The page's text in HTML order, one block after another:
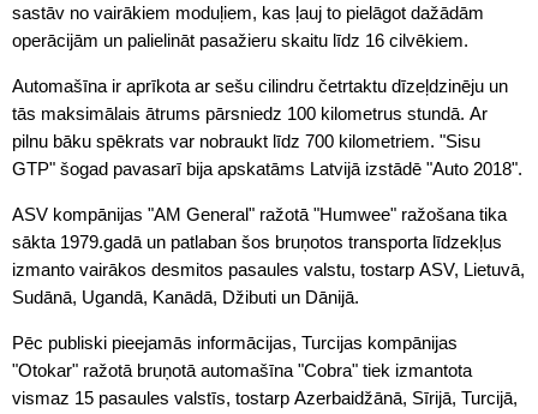
sastāv no vairākiem moduļiem, kas ļauj to pielāgot dažādām
operācijām un palielināt pasažieru skaitu līdz 16 cilvēkiem.
Automašīna ir aprīkota ar sešu cilindru četrtaktu dīzeļdzinēju un
tās maksimālais ātrums pārsniedz 100 kilometrus stundā. Ar
pilnu bāku spēkrats var nobraukt līdz 700 kilometriem. "Sisu
GTP" šogad pavasarī bija apskatāms Latvijā izstādē "Auto 2018".
ASV kompānijas "AM General" ražotā "Humwee" ražošana tika
sākta 1979.gadā un patlaban šos bruņotos transporta līdzekļus
izmanto vairākos desmitos pasaules valstu, tostarp ASV, Lietuvā,
Sudānā, Ugandā, Kanādā, Džibuti un Dānijā.
Pēc publiski pieejamās informācijas, Turcijas kompānijas
"Otokar" ražotā bruņotā automašīna "Cobra" tiek izmantota
vismaz 15 pasaules valstīs, tostarp Azerbaidžānā, Sīrijā, Turcijā,